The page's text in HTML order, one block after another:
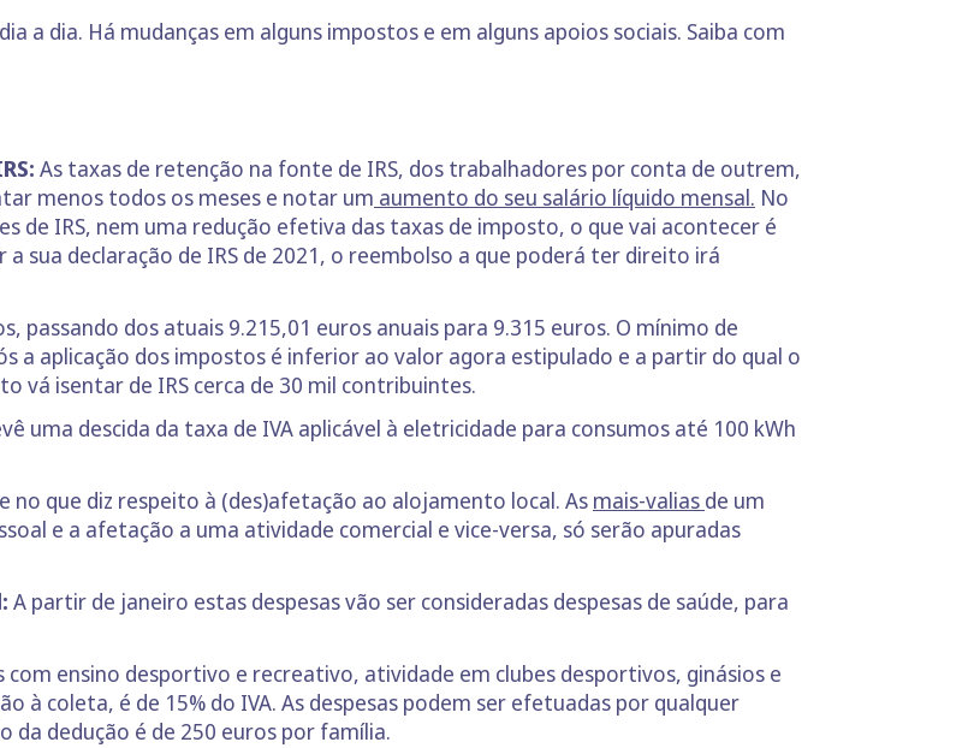
a dia. Há mudanças em alguns impostos e em alguns apoios sociais. Saiba com
As taxas de retenção na fonte de IRS, dos trabalhadores por conta de outrem,
menos todos os meses e notar um aumento do seu salário líquido mensal. No
de IRS, nem uma redução efetiva das taxas de imposto, o que vai acontecer é
sua declaração de IRS de 2021, o reembolso a que poderá ter direito irá
passando dos atuais 9.215,01 euros anuais para 9.315 euros. O mínimo de
a aplicação dos impostos é inferior ao valor agora estipulado e a partir do qual o
vá isentar de IRS cerca de 30 mil contribuintes.
uma descida da taxa de IVA aplicável à eletricidade para consumos até 100 kWh
no que diz respeito à (des)afetação ao alojamento local. As mais-valias de um
e a afetação a uma atividade comercial e vice-versa, só serão apuradas
A partir de janeiro estas despesas vão ser consideradas despesas de saúde, para
com ensino desportivo e recreativo, atividade em clubes desportivos, ginásios e
à coleta, é de 15% do IVA. As despesas podem ser efetuadas por qualquer
dedução é de 250 euros por família.